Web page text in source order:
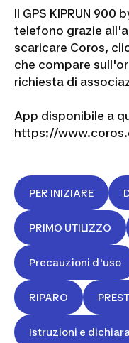
Il GPS KIPRUN
telefono grazie
scaricare Coros,
che compare
richiesta di
App disponibile a
https://
PER INIZIARE
PRIMO UTILIZZO
Precauzioni d'uso
RIPARO
Istruzioni e